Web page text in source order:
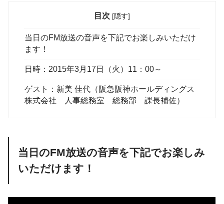
目次 [隠す]
当日のFM放送の音声を下記でお楽しみいただけ
ます！
日時：2015年3月17日（火）11：00～
ゲスト：新美 佳代（阪急阪神ホールディングス
株式会社 人事総務室 総務部 課長補佐）
当日のFM放送の音声を下記でお楽しみ
いただけます！